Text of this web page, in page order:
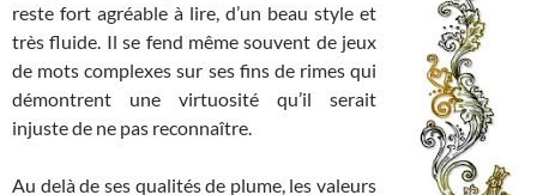
reste fort agréable à lire, d’un beau style et
très fluide. Il se fend même souvent de jeux
de mots complexes sur ses fins de rimes qui
démontrent une virtuosité qu’il serait
injuste de ne pas reconnaître.
Au delà de ses qualités de plume, les valeurs